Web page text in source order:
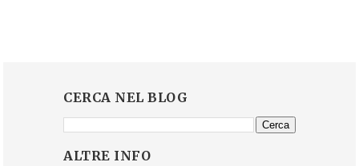
CERCA NEL BLOG
ALTRE INFO